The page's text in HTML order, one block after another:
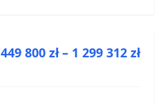
449 800 zł – 1 299 312 zł